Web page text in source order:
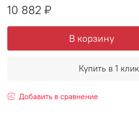
10 882 ₽
В корзину
Купить в 1 клик
Добавить в сравнение